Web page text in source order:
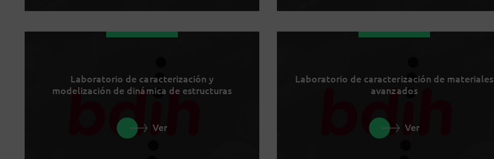
Laboratorio de caracterización y
modelización de dinámica de estructuras
Ver
Laboratorio de caracterización de materiales
avanzados
Ver